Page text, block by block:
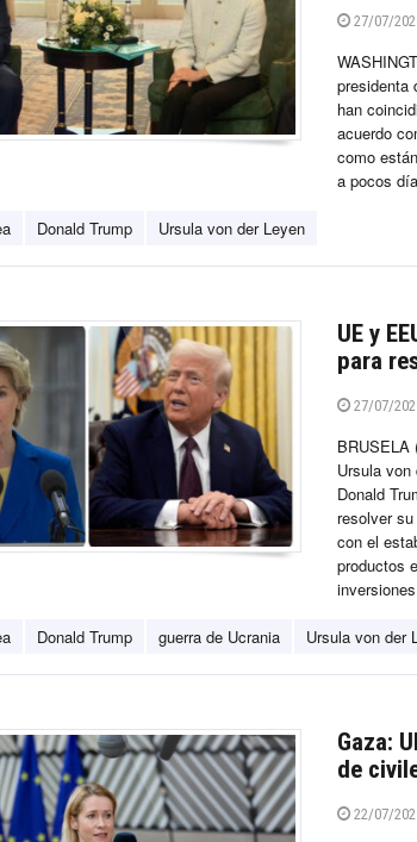
27/07/
presidenta
han
acuerdo
como
a pocos
Donald Trump Ursula von der Leyen
UE y
para
27/07/
BRUSELA
Ursula
Donald
resolver
con el
productos
Donald Trump guerra de Ucrania Ursula von der
Gaza:
de
22/07/